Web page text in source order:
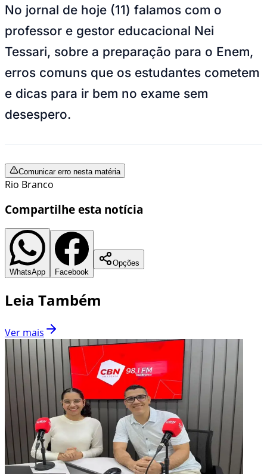
No jornal de hoje (11) falamos com o
professor e gestor educacional Nei
Tessari, sobre a preparação para o Enem,
erros comuns que os estudantes cometem
e dicas para ir bem no exame sem
desespero.
Comunicar erro nesta matéria
Rio Branco
Compartilhe esta notícia
WhatsApp Facebook
Opções
Leia Também
Ver mais